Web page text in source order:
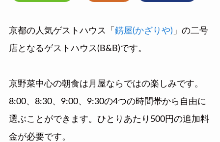
京都の人気ゲストハウス「 錺屋(かざりや) 」の二号
店となるゲストハウス(B&B)です。
京野菜中心の朝食は月屋ならではの楽しみです。
8:00、8:30、9:00、9:30の4つの時間帯から自由に
選ぶことができます。ひとりあたり500円の追加料
金が必要です。